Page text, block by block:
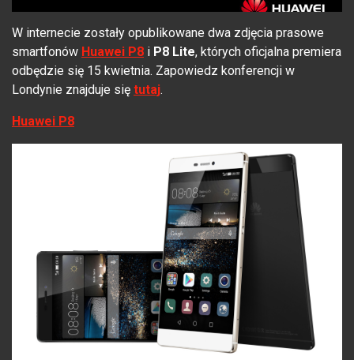
W internecie zostały opublikowane dwa zdjęcia prasowe
smartfonów Huawei P8 i P8 Lite, których oficjalna premiera
odbędzie się 15 kwietnia. Zapowiedz konferencji w
Londynie znajduje się tutaj.
Huawei P8